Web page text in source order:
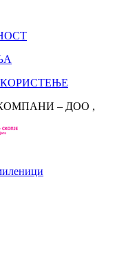
КОМПАНИ – ДОО ,